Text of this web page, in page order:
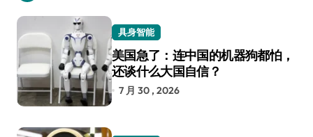
具身智能
美国急了：连中国的机器狗都怕，
还谈什么大国自信？
7 月 30 , 2026